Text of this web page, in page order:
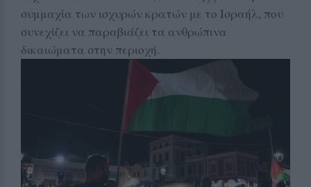
συμμαχία των ισχυρών κρατών με το Ισραήλ, που
συνεχίζει να παραβιάζει τα ανθρώπινα
δικαιώματα στην περιοχή.